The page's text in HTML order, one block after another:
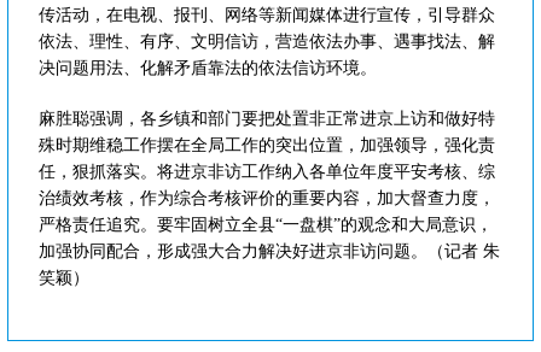
传活动，在电视、报刊、网络等新闻媒体进行宣传，引导群众
依法、理性、有序、文明信访，营造依法办事、遇事找法、解
决问题用法、化解矛盾靠法的依法信访环境。
麻胜聪强调，各乡镇和部门要把处置非正常进京上访和做好特
殊时期维稳工作摆在全局工作的突出位置，加强领导，强化责
任，狠抓落实。将进京非访工作纳入各单位年度平安考核、综
治绩效考核，作为综合考核评价的重要内容，加大督查力度，
严格责任追究。要牢固树立全县“一盘棋”的观念和大局意识，
加强协同配合，形成强大合力解决好进京非访问题。（记者 朱
笑颖）